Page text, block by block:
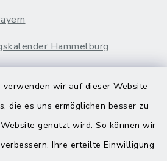
verwenden wir auf dieser Website
die es uns ermöglichen besser zu
genutzt wird. So können wir
Ihre erteilte Einwilligung
Hammelburg